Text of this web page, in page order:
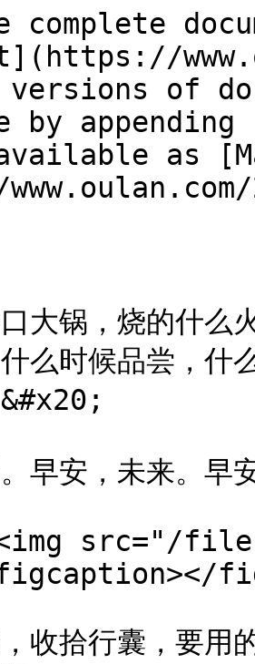
complete
versions of
by
as
大锅，烧的什么
么时候品尝，什
早安，未来。早
src="/files/
收拾行囊，要用